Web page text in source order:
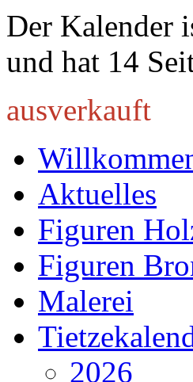
Der Kalender
und hat 14
ausverkauft
Aktuelles
Figuren
Figuren
Malerei
2026